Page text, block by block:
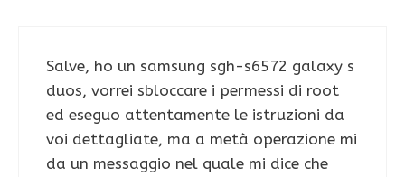
Salve, ho un samsung sgh-s6572 galaxy s
duos, vorrei sbloccare i permessi di root
ed eseguo attentamente le istruzioni da
voi dettagliate, ma a metà operazione mi
da un messaggio nel quale mi dice che